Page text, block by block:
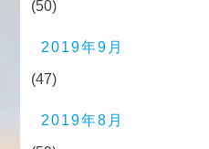
(50)
2019年9月
(47)
2019年8月